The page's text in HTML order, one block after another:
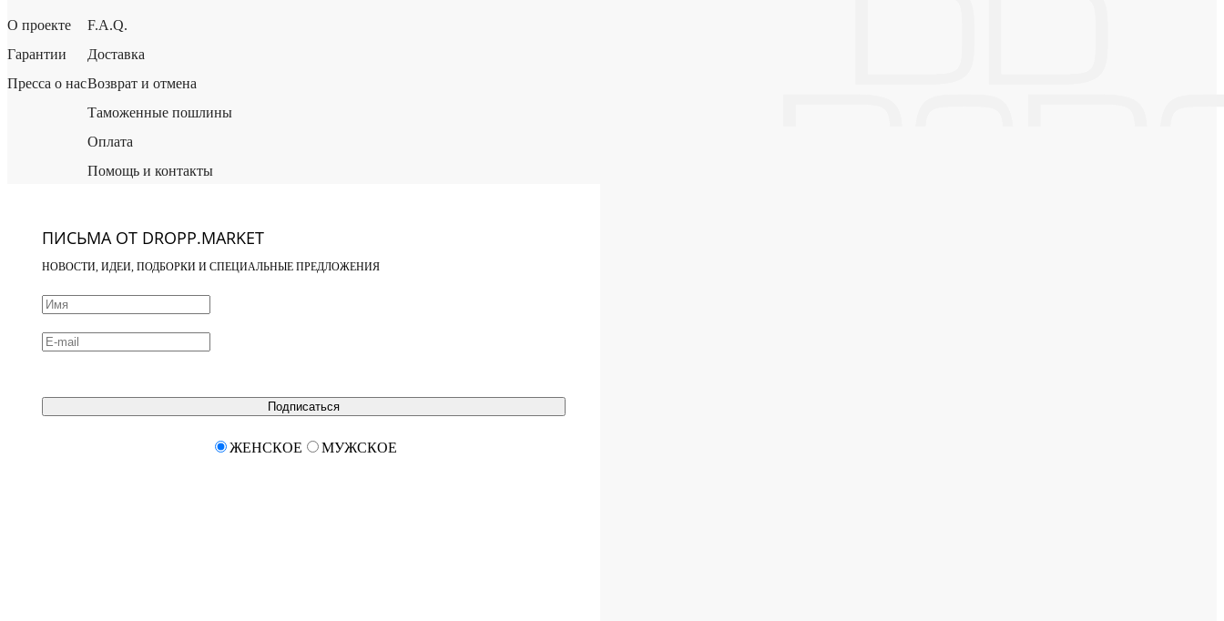
О проекте
Гарантии
Пресса о нас
F.A.Q.
Доставка
Возврат и отмена
Таможенные пошлины
Оплата
Помощь и контакты
ПИСЬМА ОТ DROPP.MARKET
НОВОСТИ, ИДЕИ, ПОДБОРКИ И СПЕЦИАЛЬНЫЕ ПРЕДЛОЖЕНИЯ
Подписаться
ЖЕНСКОЕ МУЖСКОЕ